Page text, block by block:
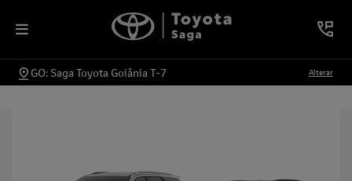
GO: Saga Toyota Goiânia T-7 Alterar